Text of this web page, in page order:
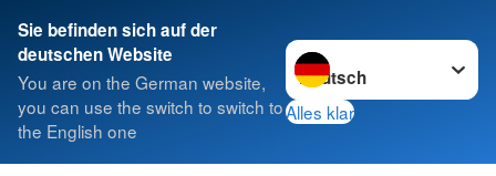
Sie befinden sich auf der
deutschen Website
You are on the German website,
you can use the switch to switch to
the English one
Sprache wechseln zu
Alles klar